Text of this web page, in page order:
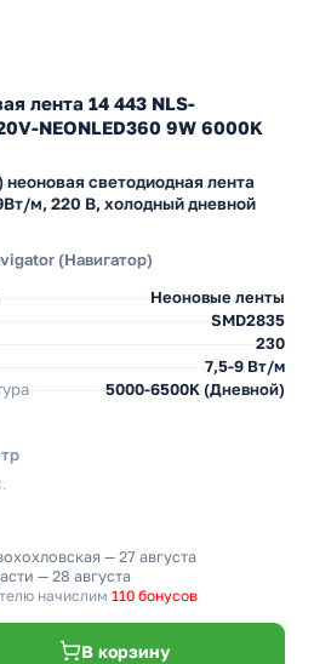
лента 14 443 NLS-
NEONLED360 9W 6000K
светодиодная лента
м, 220 В, холодный дневной
(Навигатор)
Неоновые ленты
SMD2835
230
7,5-9 Вт/м
5000-6500K (Дневной)
— 27 августа
— 28 августа
начислим 110 бонусов
В корзину